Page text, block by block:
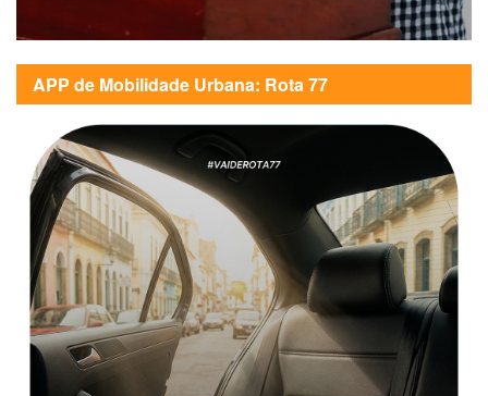
APP de Mobilidade Urbana: Rota 77